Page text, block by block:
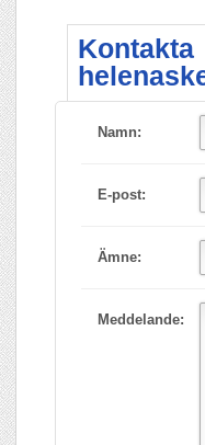
Kontakta
Namn:
E-post:
Ämne:
Meddelande: